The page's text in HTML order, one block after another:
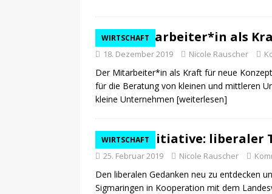
WIRTSCHAFT
Der Mitarbeiter*in als
18. Dezember 2019 Nicole Rauscher
Der Mitarbeiter*in als Kraft für neue
für die Beratung von kleinen und mittleren
kleine Unternehmen [weiterlesen]
WIRTSCHAFT
Neue Initiative: liberaler
25. Februar 2019 Nicole Rauscher
Den liberalen Gedanken neu zu entdecken
Sigmaringen in Kooperation mit dem